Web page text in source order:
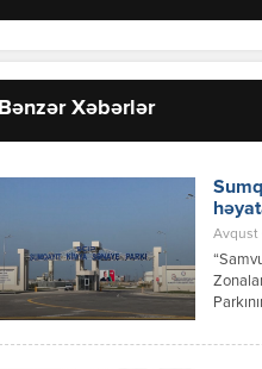
Bənzər Xəbərlər
Avqust